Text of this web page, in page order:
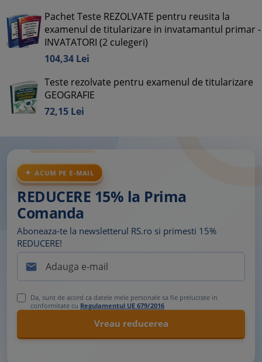
Pachet Teste REZOLVATE pentru reusita la
examenul de titularizare in invatamantul primar -
INVATATORI (2 culegeri)
104,34 Lei
Teste rezolvate pentru examenul de titularizare
GEOGRAFIE
72,15 Lei
ACUM PE E-MAIL
REDUCERE 15% la Prima
Comanda
Aboneaza-te la newsletterul RS.ro si primesti 15%
REDUCERE!

Da, sunt de acord ca datele mele personale sa fie prelucrate in
conformitate cu Regulamentul UE 679/2016